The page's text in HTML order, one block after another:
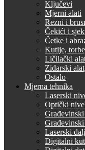
Ključevi
Mjerni alati
Rezni i
Čekići i
Četke i
Kutije,
Ličilački
Zidarski alat
Ostalo
Mjerna tehnika
Laserski
Optički
Laserski
Digitalni